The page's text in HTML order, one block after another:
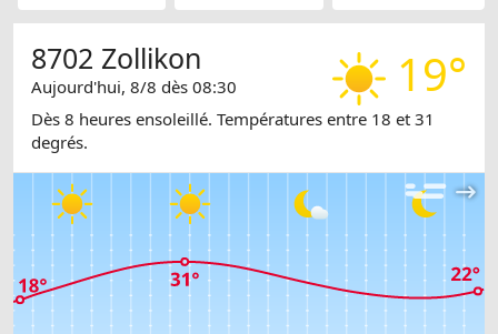
19°
8702 Zollikon
Aujourd'hui, 8/8 dès 08:30
Dès 8 heures ensoleillé. Températures entre 18 et 31
degrés.